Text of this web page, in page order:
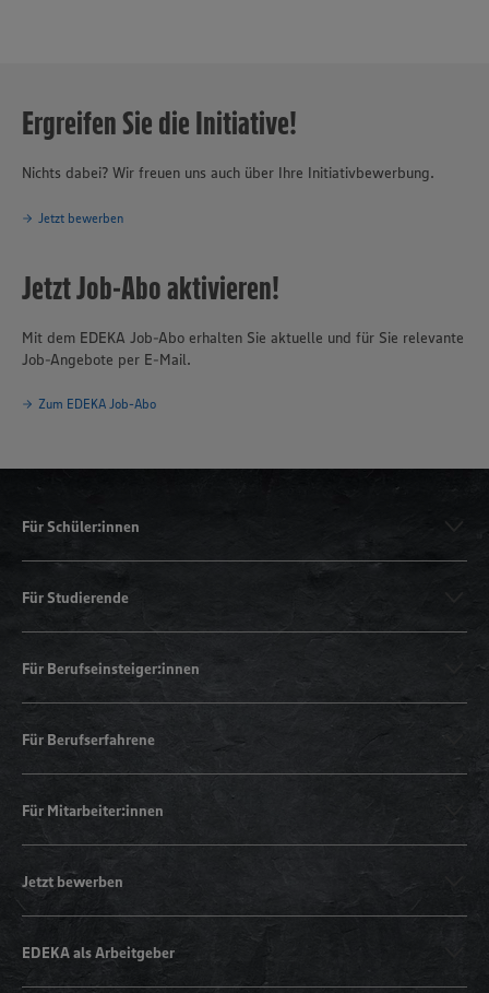
Ergreifen Sie die Initiative!
Nichts dabei? Wir freuen uns auch über Ihre Initiativbewerbung.
Jetzt bewerben
Jetzt Job-Abo aktivieren!
Mit dem EDEKA Job-Abo erhalten Sie aktuelle und für Sie relevante
Job-Angebote per E-Mail.
Zum EDEKA Job-Abo
Für Schüler:innen
Für Studierende
Für Berufseinsteiger:innen
Für Berufserfahrene
Für Mitarbeiter:innen
Jetzt bewerben
EDEKA als Arbeitgeber